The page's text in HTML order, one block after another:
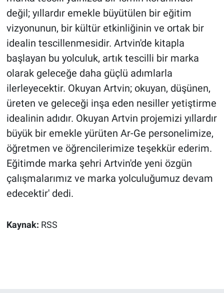
değil; yıllardır emekle büyütülen bir eğitim
vizyonunun, bir kültür etkinliğinin ve ortak bir
idealin tescillenmesidir. Artvin'de kitapla
başlayan bu yolculuk, artık tescilli bir marka
olarak geleceğe daha güçlü adımlarla
ilerleyecektir. Okuyan Artvin; okuyan, düşünen,
üreten ve geleceği inşa eden nesiller yetiştirme
idealinin adıdır. Okuyan Artvin projemizi yıllardır
büyük bir emekle yürüten Ar-Ge personelimize,
öğretmen ve öğrencilerimize teşekkür ederim.
Eğitimde marka şehri Artvin'de yeni özgün
çalışmalarımız ve marka yolculuğumuz devam
edecektir' dedi.
Kaynak: RSS